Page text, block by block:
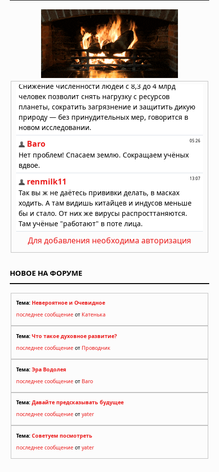
Как перенести стоимость флешки
КТ/МРТ на пациента и поднять чек?
03.08.2026 в 05:44
Фермерский эффект: ученые нашли
бактерии, защищающие детей от
аллергии и астмы
02.08.2026 в 07:00
Стоматологи нашли простой способ
остановить кариес без сверления
30.07.2026 в 08:47
мягких тканей
здоровье сердца
28.07.2026 в 10:23
Как выбрать хорошего врача и
клинику: на что обращать внимание
перед записью на приём
Для добавления необходима авторизация
НОВОЕ НА ФОРУМЕ
Тема: Невероятное и Очевидное
последнее сообщение от Катенька
Тема: Что такое духовное развитие?
последнее сообщение от Проводник
Тема: Эра Водолея
последнее сообщение от Baro
Тема: Давайте предсказывать будущее
последнее сообщение от yater
Тема: Советуем посмотреть
последнее сообщение от yater